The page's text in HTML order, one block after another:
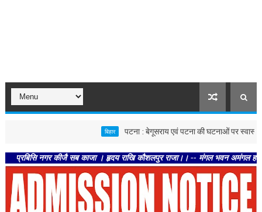
पटना : बेगूसराय एवं पटना की घटनाओं पर स्वास्थ्य विभाग
नगर कीजै सब काजा । हृदय राखि कौशलपुर राजा।। -- मंगल भवन अमंगल हारी।